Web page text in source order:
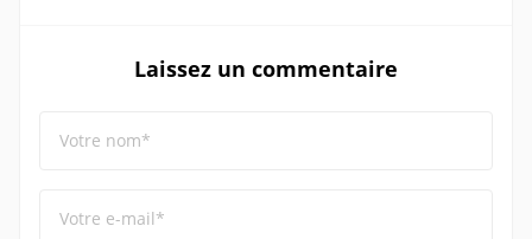
Laissez un commentaire
Votre nom*
Votre e-mail*